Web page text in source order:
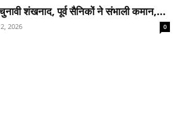
शंखनाद, पूर्व सैनिकों ने संभाली कमान,...
2026 0